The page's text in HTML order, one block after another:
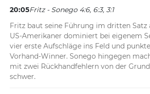
20:05Fritz - Sonego 4:6, 6:3, 3:1
Fritz baut seine Führung im dritten Satz
US-Amerikaner dominiert bei eigenem
vier erste Aufschläge ins Feld und
Vorhand-Winner. Sonego hingegen
mit zwei Rückhandfehlern von der
schwer.